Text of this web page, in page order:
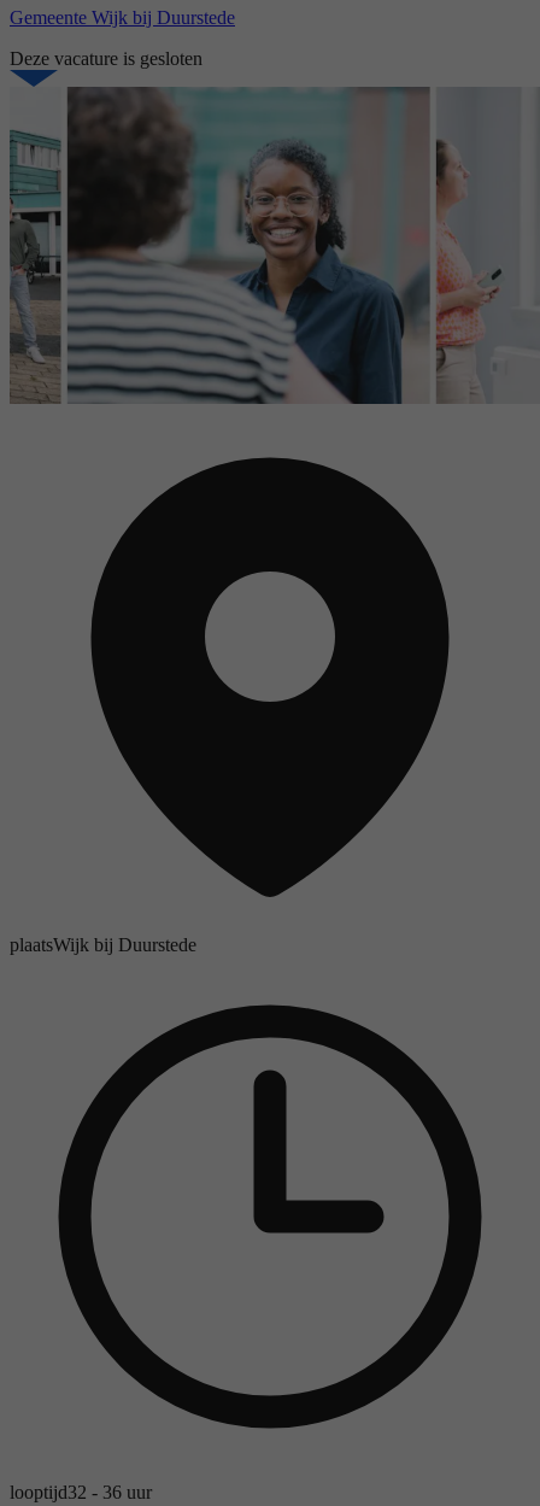
Gemeente Wijk bij Duurstede
Deze vacature is gesloten
plaatsWijk bij Duurstede
looptijd32 - 36 uur